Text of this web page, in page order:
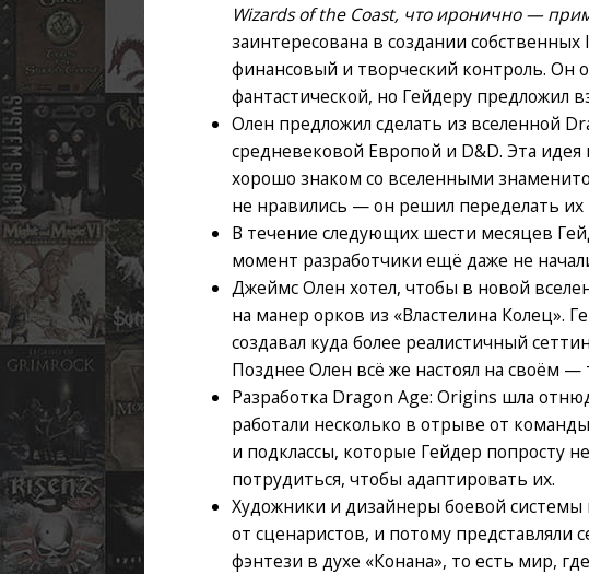
Wizards of the Coast, что иронично —
заинтересована в создании
финансовый и творческий контроль. Он
фантастической, но Гейдеру предложил
Олен предложил сделать из вселенной
средневековой Европой и D&D. Эта
хорошо знаком со вселенными
не нравились — он решил переделать их
В течение следующих шести месяцев
момент разработчики ещё даже не
Джеймс Олен хотел, чтобы в новой
на манер орков из «Властелина Колец».
создавал куда более реалистичный
Позднее Олен всё же настоял на своём
Разработка Dragon Age: Origins шла
работали несколько в отрыве от
и подклассы, которые Гейдер попросту
потрудиться, чтобы адаптировать их.
Художники и дизайнеры боевой
от сценаристов, и потому представляли
фэнтези в духе «Конана», то есть мир,